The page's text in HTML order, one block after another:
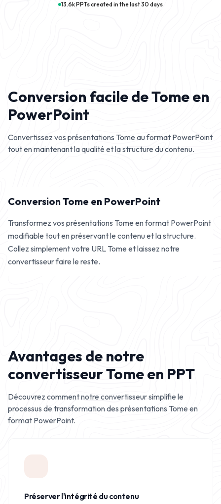
13.6k PPTs created in the last 30 days
Conversion facile de Tome en
PowerPoint
Convertissez vos présentations Tome au format PowerPoint
tout en maintenant la qualité et la structure du contenu.
Conversion Tome en PowerPoint
Transformez vos présentations Tome en format PowerPoint
modifiable tout en préservant le contenu et la structure.
Collez simplement votre URL Tome et laissez notre
convertisseur faire le reste.
Avantages de notre
convertisseur Tome en PPT
Découvrez comment notre convertisseur simplifie le
processus de transformation des présentations Tome en
format PowerPoint.
Préserver l'intégrité du contenu